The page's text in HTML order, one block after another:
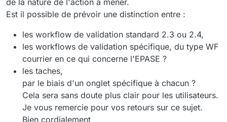
de la nature de l'action à mener.
Est il possible de prévoir une distinction entre :
les workflow de validation standard 2.3 ou 2.4,
les workflows de validation spécifique, du type WF
courrier en ce qui concerne l'EPASE ?
les taches,
par le biais d'un onglet spécifique à chacun ?
Cela sera sans doute plus clair pour les utilisateurs.
Je vous remercie pour vos retours sur ce sujet.
Bien cordialement